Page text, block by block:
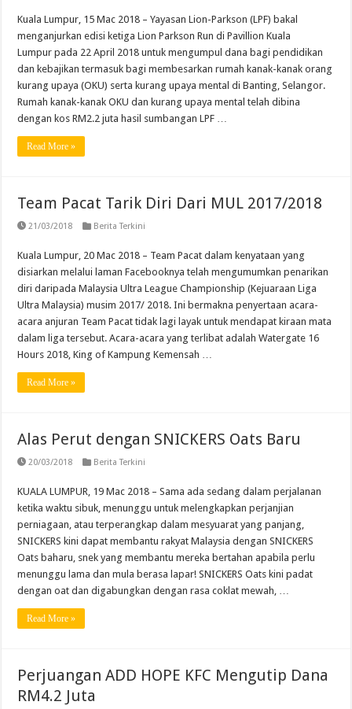
Kuala Lumpur, 15 Mac 2018 – Yayasan Lion-Parkson (LPF) bakal
menganjurkan edisi ketiga Lion Parkson Run di Pavillion Kuala
Lumpur pada 22 April 2018 untuk mengumpul dana bagi pendidikan
dan kebajikan termasuk bagi membesarkan rumah kanak-kanak orang
kurang upaya (OKU) serta kurang upaya mental di Banting, Selangor.
Rumah kanak-kanak OKU dan kurang upaya mental telah dibina
dengan kos RM2.2 juta hasil sumbangan LPF …
Read More »
Team Pacat Tarik Diri Dari MUL 2017/2018
21/03/2018 Berita Terkini
Kuala Lumpur, 20 Mac 2018 – Team Pacat dalam kenyataan yang
disiarkan melalui laman Facebooknya telah mengumumkan penarikan
diri daripada Malaysia Ultra League Championship (Kejuaraan Liga
Ultra Malaysia) musim 2017/ 2018. Ini bermakna penyertaan acara-
acara anjuran Team Pacat tidak lagi layak untuk mendapat kiraan mata
dalam liga tersebut. Acara-acara yang terlibat adalah Watergate 16
Hours 2018, King of Kampung Kemensah …
Read More »
Alas Perut dengan SNICKERS Oats Baru
20/03/2018 Berita Terkini
KUALA LUMPUR, 19 Mac 2018 – Sama ada sedang dalam perjalanan
ketika waktu sibuk, menunggu untuk melengkapkan perjanjian
perniagaan, atau terperangkap dalam mesyuarat yang panjang,
SNICKERS kini dapat membantu rakyat Malaysia dengan SNICKERS
Oats baharu, snek yang membantu mereka bertahan apabila perlu
menunggu lama dan mula berasa lapar! SNICKERS Oats kini padat
dengan oat dan digabungkan dengan rasa coklat mewah, …
Read More »
Perjuangan ADD HOPE KFC Mengutip Dana
RM4.2 Juta